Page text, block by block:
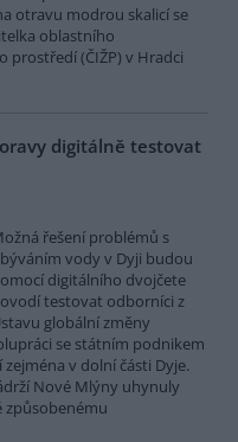
otravu modrou skalicí se
oblastního
prostředí (ČIŽP) v Hradci
digitálně testovat
řešení problémů s
vody v Dyji budou
digitálního dvojčete
testovat odborníci z
globální změny
se státním podnikem
v dolní části Dyje.
Nové Mlýny uhynuly
způsobenému